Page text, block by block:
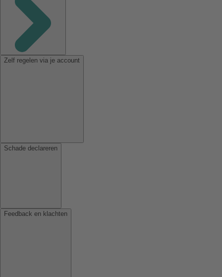
Zelf regelen via je account
Schade declareren
Feedback en klachten